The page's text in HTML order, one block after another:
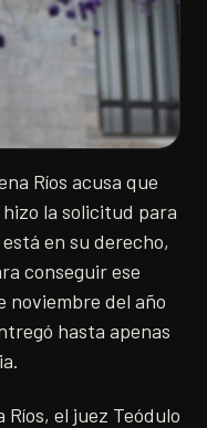
Ríos acusa que
la solicitud para
en su derecho,
conseguir ese
noviembre del año
hasta apenas
el juez Teódulo